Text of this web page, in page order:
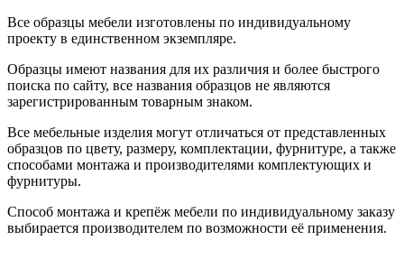
Все образцы мебели изготовлены по индивидуальному
проекту в единственном экземпляре.
Образцы имеют названия для их различия и более быстрого
поиска по сайту, все названия образцов не являются
зарегистрированным товарным знаком.
Все мебельные изделия могут отличаться от представленных
образцов по цвету, размеру, комплектации, фурнитуре, а также
способами монтажа и производителями комплектующих и
фурнитуры.
Способ монтажа и крепёж мебели по индивидуальному заказу
выбирается производителем по возможности её применения.